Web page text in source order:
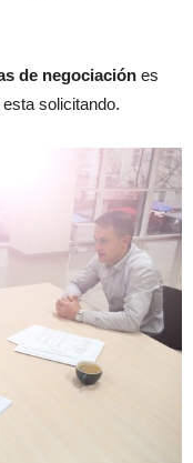
de negociación es
solicitando.